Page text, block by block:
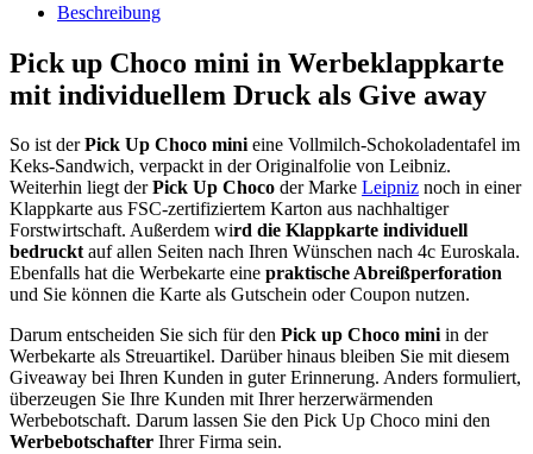
Beschreibung
Pick up Choco mini in Werbeklappkarte
mit individuellem Druck als Give away
So ist derPick Up Choco minieine Vollmilch-Schokoladentafel im
Keks-Sandwich, verpackt in der Originalfolie von Leibniz.
Weiterhin liegt derPick Up Choco der Marke Leipniz noch in einer
Klappkarte aus FSC-zertifiziertem Karton aus nachhaltiger
Forstwirtschaft. Außerdem wird die Klappkarte individuell
bedrucktauf allen Seiten nach Ihren Wünschen nach 4c Euroskala.
Ebenfalls hat die Werbekarte eine praktische Abreißperforation
und Sie können die Karte als Gutschein oder Coupon nutzen.
Darum entscheiden Sie sich für den Pick up Choco miniin der
Werbekarte als Streuartikel. Darüber hinaus bleiben Sie mit diesem
Giveaway bei Ihren Kunden in guter Erinnerung. Anders formuliert,
überzeugen Sie Ihre Kunden mit Ihrer herzerwärmenden
Werbebotschaft. Darum lassen Sie den Pick Up Choco mini den
Werbebotschafter Ihrer Firma sein.